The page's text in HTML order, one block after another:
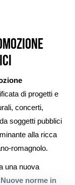
di progetti e
concerti,
soggetti pubblici
alla ricca
romagnolo.
una nuova
norme in